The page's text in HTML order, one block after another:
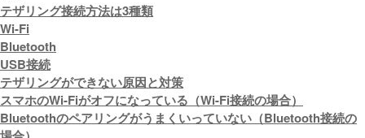
テザリング接続方法は3種類
Wi-Fi
Bluetooth
USB接続
テザリングができない原因と対策
スマホのWi-Fiがオフになっている（Wi-Fi接続の場合）
Bluetoothのペアリングがうまくいっていない（Bluetooth接続の